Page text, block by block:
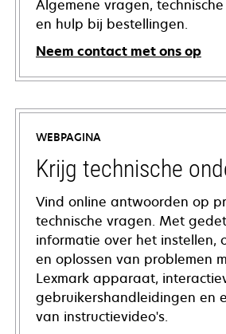
Algemene vragen,
en hulp bij bestellingen.
Neem contact met ons op
WEBPAGINA
Krijg technische
Vind online antwoorden op
technische vragen. Met
informatie over het instellen,
en oplossen van problemen
Lexmark apparaat,
gebruikershandleidingen en
van instructievideo's.